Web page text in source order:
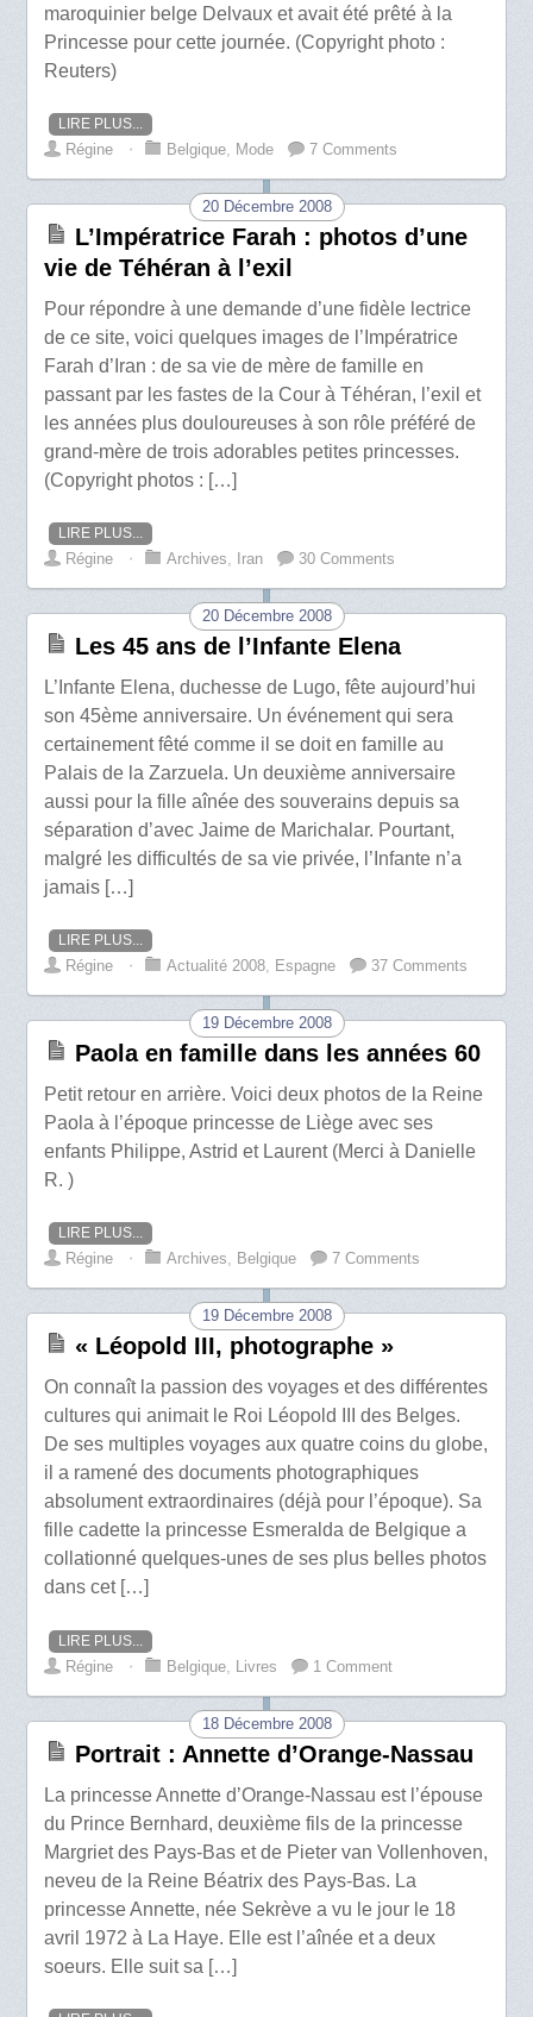
maroquinier belge Delvaux et avait été prêté à la
Princesse pour cette journée. (Copyright photo :
Reuters)
LIRE PLUS...
Régine ⋅ Belgique Mode 7 Comments
20 Décembre 2008
L’Impératrice Farah : photos d’une
vie de Téhéran à l’exil
Pour répondre à une demande d’une fidèle lectrice
de ce site, voici quelques images de l’Impératrice
Farah d’Iran : de sa vie de mère de famille en
passant par les fastes de la Cour à Téhéran, l’exil et
les années plus douloureuses à son rôle préféré de
grand-mère de trois adorables petites princesses.
(Copyright photos : […]
LIRE PLUS...
Régine ⋅ Archives Iran 30 Comments
20 Décembre 2008
Les 45 ans de l’Infante Elena
L’Infante Elena, duchesse de Lugo, fête aujourd’hui
son 45ème anniversaire. Un événement qui sera
certainement fêté comme il se doit en famille au
Palais de la Zarzuela. Un deuxième anniversaire
aussi pour la fille aînée des souverains depuis sa
séparation d’avec Jaime de Marichalar. Pourtant,
malgré les difficultés de sa vie privée, l’Infante n’a
jamais […]
LIRE PLUS...
Régine ⋅ Actualité 2008, Espagne 37 Comments
19 Décembre 2008
Paola en famille dans les années 60
Petit retour en arrière. Voici deux photos de la Reine
Paola à l’époque princesse de Liège avec ses
enfants Philippe, Astrid et Laurent (Merci à Danielle
R. )
LIRE PLUS...
Régine ⋅ Archives, Belgique 7 Comments
19 Décembre 2008
« Léopold III, photographe »
On connaît la passion des voyages et des différentes
cultures qui animait le Roi Léopold III des Belges.
De ses multiples voyages aux quatre coins du globe,
il a ramené des documents photographiques
absolument extraordinaires (déjà pour l’époque). Sa
fille cadette la princesse Esmeralda de Belgique a
collationné quelques-unes de ses plus belles photos
dans cet […]
LIRE PLUS...
Régine ⋅ Belgique Livres 1 Comment
18 Décembre 2008
Portrait : Annette d’Orange-Nassau
La princesse Annette d’Orange-Nassau est l’épouse
du Prince Bernhard, deuxième fils de la princesse
Margriet des Pays-Bas et de Pieter van Vollenhoven,
neveu de la Reine Béatrix des Pays-Bas. La
princesse Annette, née Sekrève a vu le jour le 18
avril 1972 à La Haye. Elle est l’aînée et a deux
soeurs. Elle suit sa […]